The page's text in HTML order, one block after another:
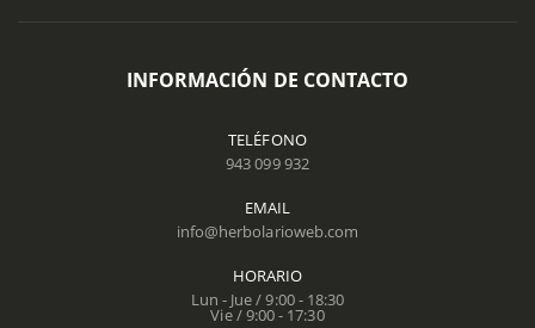
INFORMACIÓN DE CONTACTO
TELÉFONO
943 099 932
EMAIL
info@herbolarioweb.com
HORARIO
Lun - Jue / 9:00 - 18:30
Vie / 9:00 - 17:30